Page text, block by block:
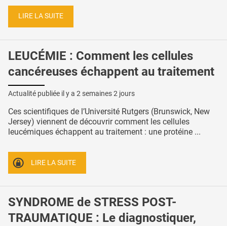
LIRE LA SUITE
LEUCÉMIE : Comment les cellules
cancéreuses échappent au traitement
Actualité publiée il y a 2 semaines 2 jours
Ces scientifiques de l’Université Rutgers (Brunswick, New
Jersey) viennent de découvrir comment les cellules
leucémiques échappent au traitement : une protéine ...
LIRE LA SUITE
SYNDROME de STRESS POST-
TRAUMATIQUE : Le diagnostiquer,